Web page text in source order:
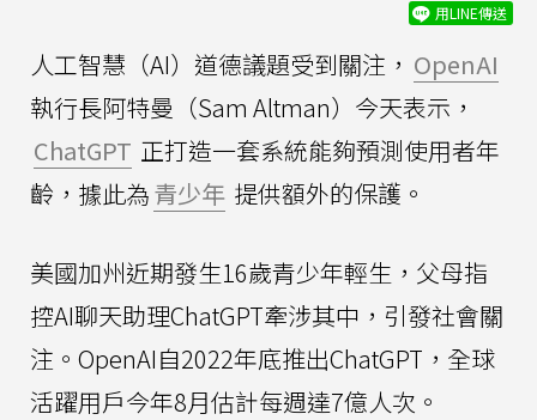
用LINE傳送
人工智慧（AI）道德議題受到關注， OpenAI
執行長阿特曼（Sam Altman）今天表示，
ChatGPT 正打造一套系統能夠預測使用者年
齡，據此為青少年 提供額外的保護。
美國加州近期發生16歲青少年輕生，父母指
控AI聊天助理ChatGPT牽涉其中，引發社會關
注。OpenAI自2022年底推出ChatGPT，全球
活躍用戶今年8月估計每週達7億人次。